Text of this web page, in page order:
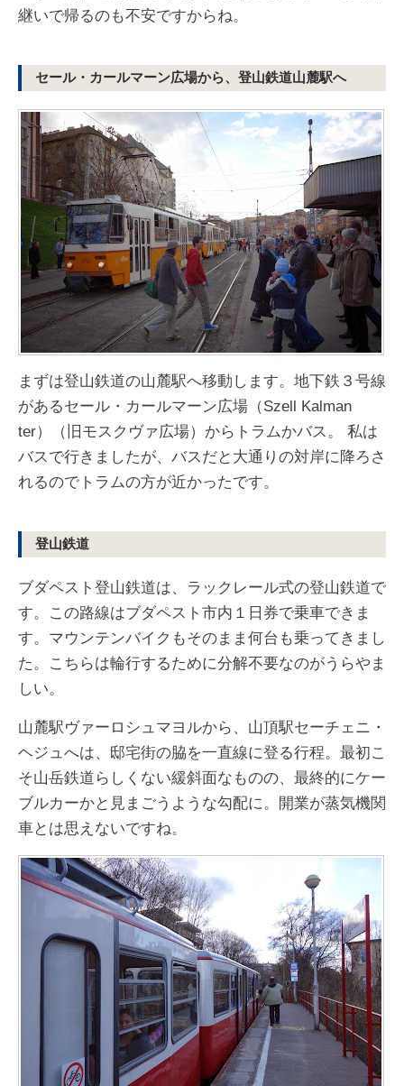
継いで帰るのも不安ですからね。
セール・カールマーン広場から、登山鉄道山麓駅へ
まずは登山鉄道の山麓駅へ移動します。地下鉄３号線
があるセール・カールマーン広場（Szell Kalman
ter）（旧モスクヴァ広場）からトラムかバス。 私は
バスで行きましたが、バスだと大通りの対岸に降ろさ
れるのでトラムの方が近かったです。
登山鉄道
ブダペスト登山鉄道は、ラックレール式の登山鉄道で
す。この路線はブダペスト市内１日券で乗車できま
す。マウンテンバイクもそのまま何台も乗ってきまし
た。こちらは輪行するために分解不要なのがうらやま
しい。
山麓駅ヴァーロシュマヨルから、山頂駅セーチェニ・
ヘジュへは、邸宅街の脇を一直線に登る行程。最初こ
そ山岳鉄道らしくない緩斜面なものの、最終的にケー
ブルカーかと見まごうような勾配に。開業が蒸気機関
車とは思えないですね。